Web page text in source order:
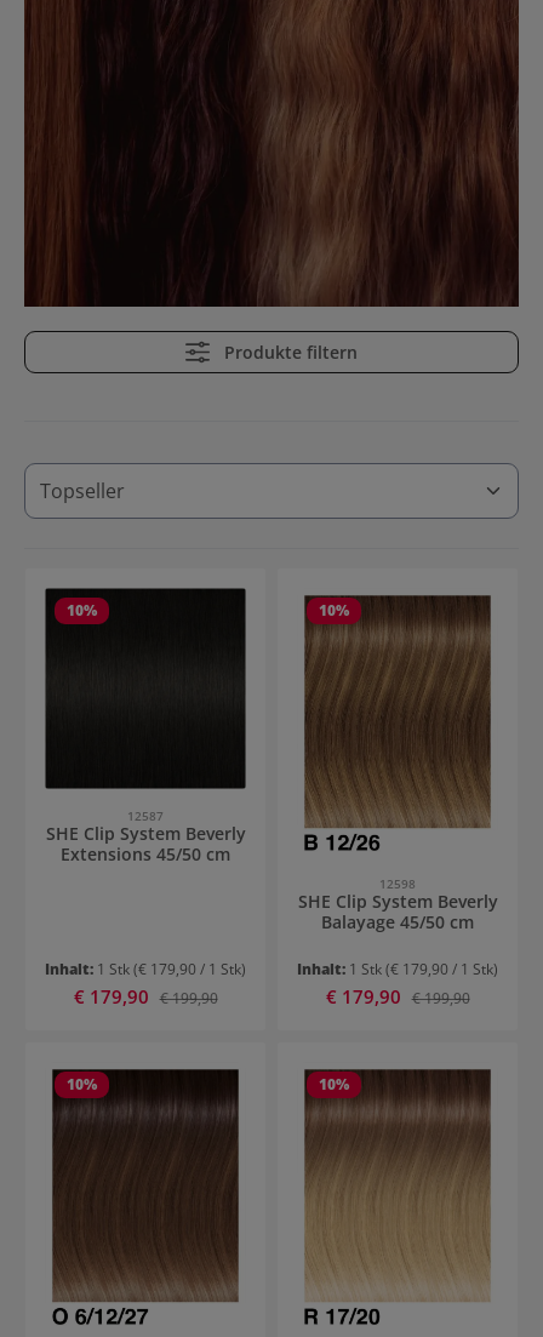
Produkte filtern
10%
12587
SHE Clip System Beverly
Extensions 45/50 cm
Inhalt: 1 Stk(€ 179,90 / 1 Stk)
Verkaufspreis:
€ 179,90 Regulärer Preis:
€ 199,90
10%
12598
SHE Clip System Beverly
Balayage 45/50 cm
Inhalt: 1 Stk(€ 179,90 / 1 Stk)
Verkaufspreis:
€ 179,90 Regulärer Preis:
€ 199,90
10% 10%